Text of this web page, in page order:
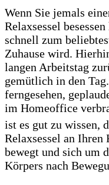
Wenn Sie jemals
Relaxsessel
schnell zum
Zuhause wird.
langen Arbeitstag
gemütlich in den
ferngesehen,
im Homeoffice
ist es gut zu wissen,
Relaxsessel an
bewegt und sich um
Körpers nach